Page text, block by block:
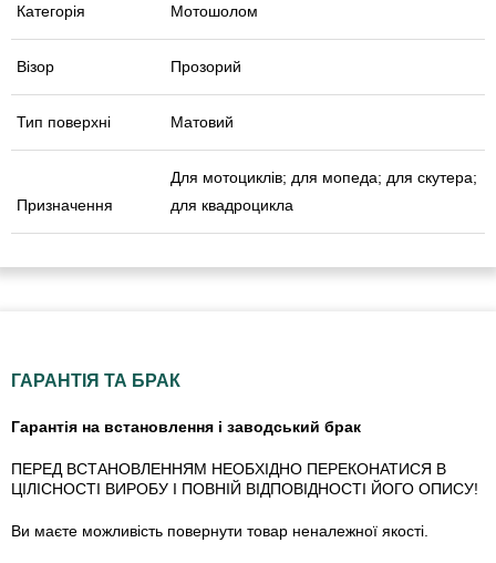
Категорія Мотошолом
Візор Прозорий
Тип поверхні Матовий
Призначення
Для мотоциклів; для мопеда; для скутера;
для квадроцикла
ГАРАНТІЯ ТА БРАК
Гарантія на встановлення і заводський брак
ПЕРЕД ВСТАНОВЛЕННЯМ НЕОБХІДНО ПЕРЕКОНАТИСЯ В
ЦІЛІСНОСТІ ВИРОБУ І ПОВНІЙ ВІДПОВІДНОСТІ ЙОГО ОПИСУ!
Ви маєте можливість повернути товар неналежної якості.